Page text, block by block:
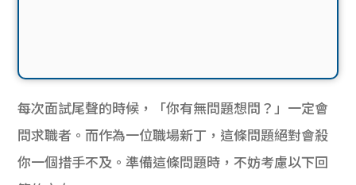
每次面試尾聲的時候，「你有無問題想問？」一定會
問求職者。而作為一位職場新丁，這條問題絕對會殺
你一個措手不及。準備這條問題時，不妨考慮以下回